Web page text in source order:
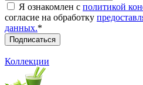
Я ознакомлен с политикой
согласие на обработку
данных.*
Коллекции